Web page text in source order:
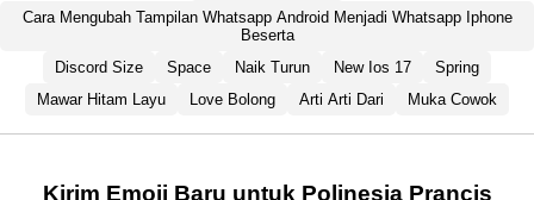
Cara Mengubah Tampilan Whatsapp Android Menjadi Whatsapp Iphone
Beserta
Discord Size
Space Naik Turun New Ios 17
Spring
Mawar Hitam Layu
Love Bolong Arti Arti Dari Muka Cowok
Kirim Emoji Baru untuk Polinesia Prancis